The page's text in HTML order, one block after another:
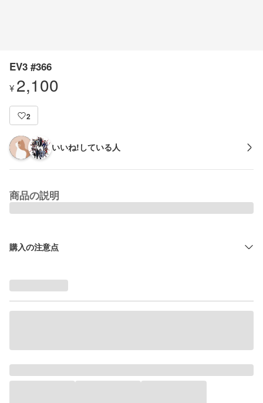
EV3 #366
¥ 2,100
2
いいね!している人
商品の説明
購入の注意点